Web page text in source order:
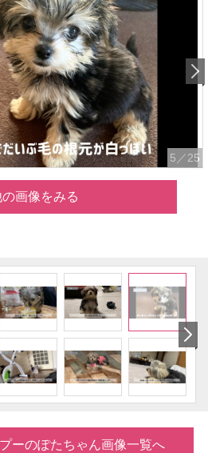
5 ／25
画像をみる
ーのぽたちゃん画像一覧へ